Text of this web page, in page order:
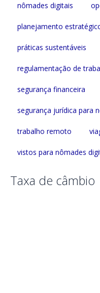
nômades digitais
planejamento
práticas sustentáveis
regulamentação de
segurança financeira
segurança jurídica para
trabalho remoto
vistos para nômades
Taxa de câmbio